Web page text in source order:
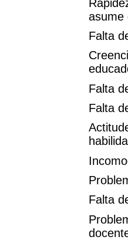
asume
Falta
Falta
Falta
Falta